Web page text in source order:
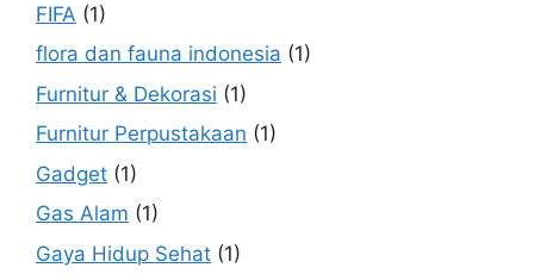
FIFA (1)
flora dan fauna indonesia (1)
Furnitur & Dekorasi (1)
Furnitur Perpustakaan (1)
Gadget (1)
Gas Alam (1)
Gaya Hidup Sehat (1)